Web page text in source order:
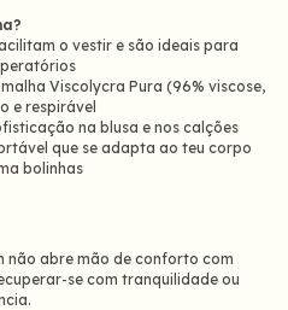
o vestir e são ideais para
Viscolycra Pura (96% viscose,
e respirável
na blusa e nos calções
que se adapta ao teu corpo
bolinhas
não abre mão de conforto com
se com tranquilidade ou